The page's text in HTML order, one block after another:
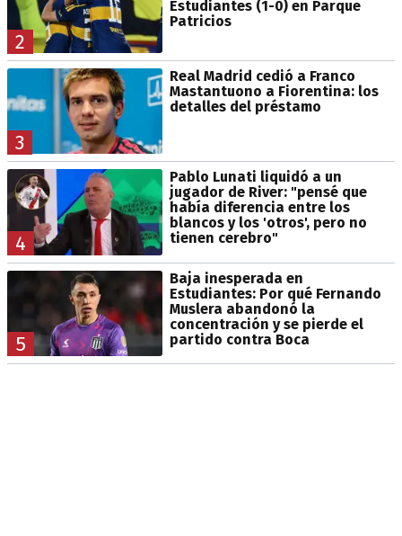
2
Estudiantes (1-0) en Parque
Patricios
3
Real Madrid cedió a Franco
Mastantuono a Fiorentina: los
detalles del préstamo
4
Pablo Lunati liquidó a un
jugador de River: "pensé que
había diferencia entre los
blancos y los 'otros', pero no
tienen cerebro"
5
Baja inesperada en
Estudiantes: Por qué Fernando
Muslera abandonó la
concentración y se pierde el
partido contra Boca